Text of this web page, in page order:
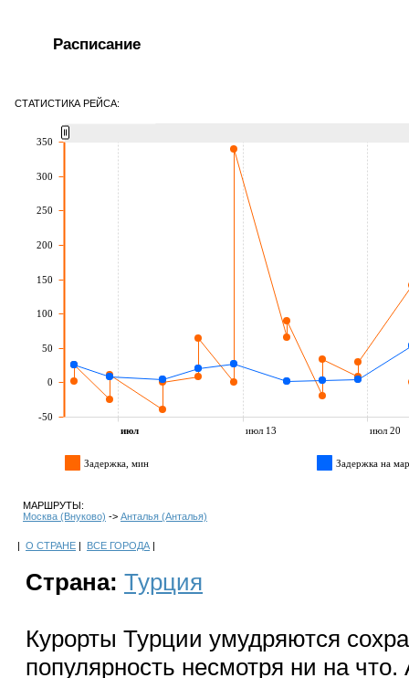
Расписание
СТАТИСТИКА РЕЙСА:
июл июл 13 июл 20
-50
0
50
100
150
200
250
300
350
Задержка, мин Задержка на
МАРШРУТЫ:
Москва (Внуково) -> Анталья (Анталья)
| О СТРАНЕ | ВСЕ ГОРОДА |
Страна: Турция
Курорты Турции умудряются
популярность несмотря ни на